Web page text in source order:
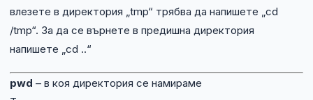
влезете в директория „tmp“ трябва да напишете „cd
/tmp“. За да се върнете в предишна директория
напишете „cd ..“
pwd – в коя директория се намираме